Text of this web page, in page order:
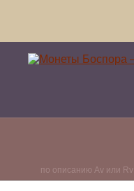
по описанию Av или Rv